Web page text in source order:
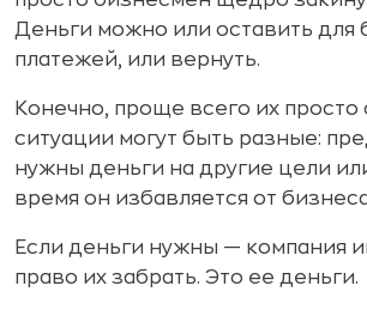
Деньги можно или оставить для
платежей, или вернуть.
Конечно, проще всего их просто
ситуации могут быть разные:
нужны деньги на другие цели
время он избавляется от
Если деньги нужны — компания
право их забрать. Это ее деньги.